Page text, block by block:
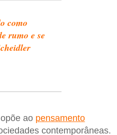
como
rumo e se
ao pensamento
contemporâneas.